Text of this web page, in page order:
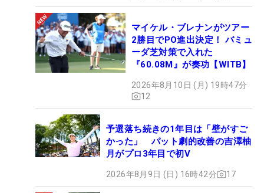
マイケル・ブレナンがツアー
2勝目でPO進出決定！ バミュ
ーダ芝対策で入れた
『60.08M』が奏功【WITB】
2026年8月10日 (月) 19時47分
12
予選落ち続きの1年目は「壁がすご
かった」 パット劇的改善の吉澤柚
月がプロ3年目で初V
2026年8月9日 (日) 16時42分 17